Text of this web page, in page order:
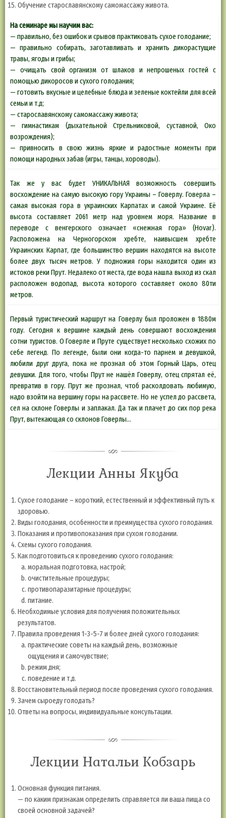
Обучение старославянскому самомассажу живота.
На семинаре мы научим вас:
— правильно, без ошибок и срывов практиковать сухое голодание;
— правильно собирать, заготавливать и хранить дикорастущие
травы, ягоды и грибы;
— очищать свой организм от шлаков и непрошеных гостей с
помощью дикоросов и сухого голодания;
— готовить вкусные и целебные блюда и зеленые коктейли для всей
семьи и т.д;
— старославянскому самомассажу живота;
— гимнастикам (дыхательной Стрельниковой, суставной, Око
возрождения);
— привносить в свою жизнь яркие и радостные моменты при
помощи народных забав (игры, танцы, хороводы).
Так же у вас будет УНИКАЛЬНАЯ возможность совершить
восхождение на самую высокую гору Украины – Говерлу. Говерла –
самая высокая гора в украинских Карпатах и самой Украине. Её
высота составляет 2061 метр над уровнем моря. Название в
переводе с венгерского означает «снежная гора» (Hovar).
Расположена на Черногорском хребте, наивысшем хребте
Украинских Карпат, где большинство вершин находятся на высоте
более двух тысяч метров. У подножия горы находится один из
истоков реки Прут. Недалеко от места, где вода нашла выход из скал
расположен водопад, высота которого составляет около 80ти
метров.
Первый туристический маршрут на Говерлу был проложен в 1880м
году. Сегодня к вершине каждый день совершают восхождения
сотни туристов. О Говерле и Пруте существует несколько схожих по
себе легенд. По легенде, были они когда-то парнем и девушкой,
любили друг друга, пока не прознал об этом Горный Царь, отец
девушки. Для того, чтобы Прут не нашёл Говерлу, отец спрятал её,
превратив в гору. Прут же прознал, чтоб расколдовать любимую,
надо взойти на вершину горы на рассвете. Но не успел до рассвета,
сел на склоне Говерлы и заплакал. Да так и плачет до сих пор река
Прут, вытекающая со склонов Говерлы…
Лекции Анны Якуба
Cухое голодание – короткий, естественный и эффективный путь к
здоровью.
Виды голодания, особенности и преимущества сухого голодания.
Показания и противопоказания при сухом голодании.
Схемы сухого голодания.
Как подготовиться к проведению сухого голодания:
моральная подготовка, настрой;
очистительные процедуры;
противопаразитарные процедуры;
питание.
Необходимые условия для получения положительных
результатов.
Правила проведения 1-3-5-7 и более дней сухого голодания:
практические советы на каждый день, возможные
ощущения и самочувствие;
режим дня;
поведение и т.д.
Восстановительный период после проведения сухого голодания.
Зачем сыроеду голодать?
Ответы на вопросы, индивидуальные консультации.
Лекции Натальи Кобзарь
Основная функция питания.
— по каким признакам определить справляется ли ваша пища со
своей основной задачей?